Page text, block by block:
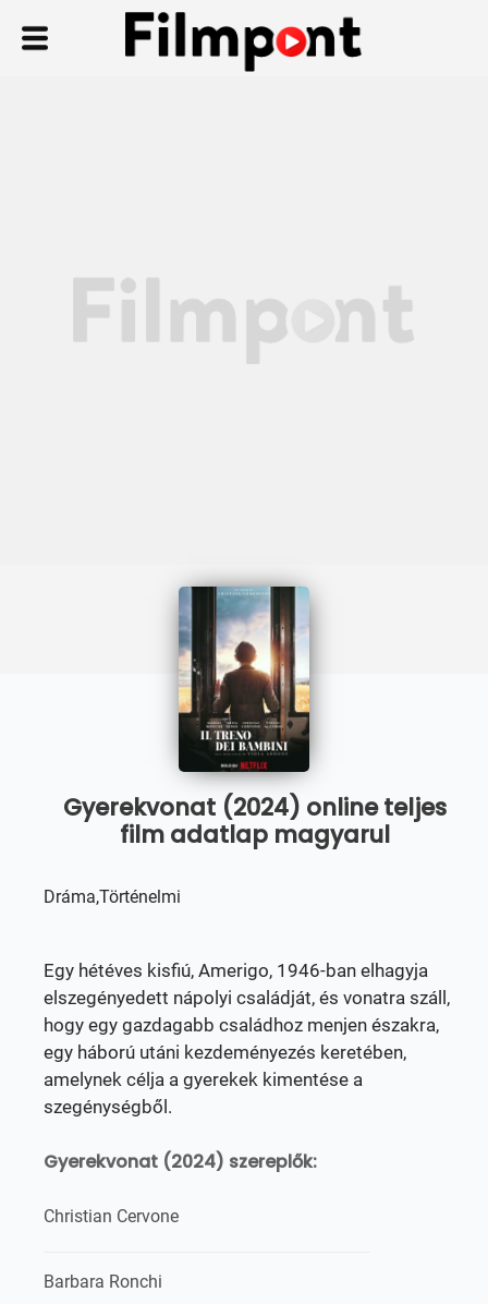
Gyerekvonat (2024) online teljes
film adatlap magyarul
Dráma,Történelmi
Egy hétéves kisfiú, Amerigo, 1946-ban elhagyja
elszegényedett nápolyi családját, és vonatra száll,
hogy egy gazdagabb családhoz menjen északra,
egy háború utáni kezdeményezés keretében,
amelynek célja a gyerekek kimentése a
szegénységből.
Gyerekvonat (2024) szereplők:
Christian Cervone
Barbara Ronchi